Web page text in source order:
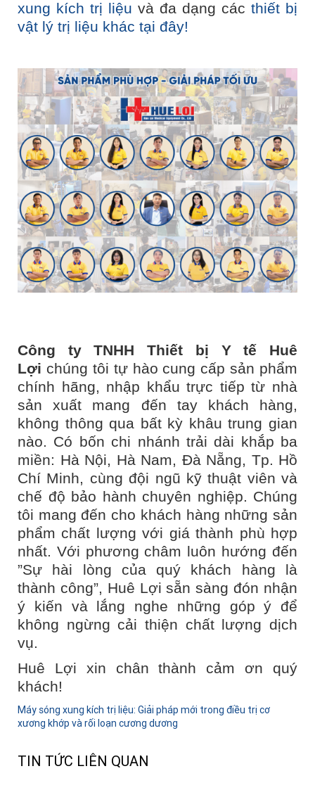
xung kích trị liệu và đa dạng các thiết bị
vật lý trị liệu khác tại đây!
Công ty TNHH Thiết bị Y tế Huê
Lợi chúng tôi tự hào cung cấp sản phẩm
chính hãng, nhập khẩu trực tiếp từ nhà
sản xuất mang đến tay khách hàng,
không thông qua bất kỳ khâu trung gian
nào. Có bốn chi nhánh trải dài khắp ba
miền: Hà Nội, Hà Nam, Đà Nẵng, Tp. Hồ
Chí Minh, cùng đội ngũ kỹ thuật viên và
chế độ bảo hành chuyên nghiệp. Chúng
tôi mang đến cho khách hàng những sản
phẩm chất lượng với giá thành phù hợp
nhất. Với phương châm luôn hướng đến
”Sự hài lòng của quý khách hàng là
thành công”, Huê Lợi sẵn sàng đón nhận
ý kiến và lắng nghe những góp ý để
không ngừng cải thiện chất lượng dịch
vụ.
Huê Lợi xin chân thành cảm ơn quý
khách!
Máy sóng xung kích trị liệu: Giải pháp mới trong điều trị cơ
xương khớp và rối loạn cương dương
TIN TỨC LIÊN QUAN